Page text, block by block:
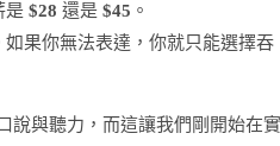
是 $28 還是 $45 。
果你無法表達，你就只能選擇吞
說與聽力，而這讓我們剛開始在實